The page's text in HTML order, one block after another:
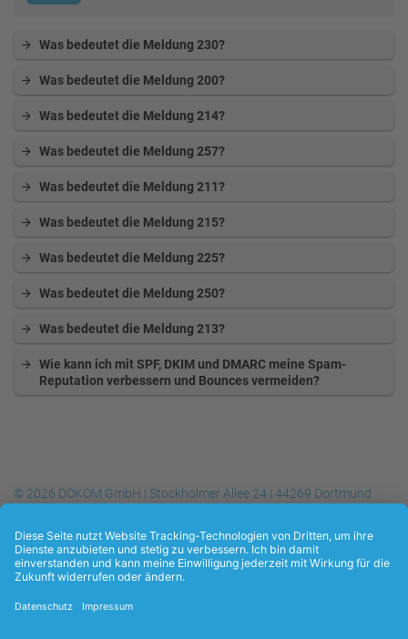
Was bedeutet die Meldung 230?
Was bedeutet die Meldung 200?
Was bedeutet die Meldung 214?
Was bedeutet die Meldung 257?
Was bedeutet die Meldung 211?
Was bedeutet die Meldung 215?
Was bedeutet die Meldung 225?
Was bedeutet die Meldung 250?
Was bedeutet die Meldung 213?
Wie kann ich mit SPF, DKIM und DMARC meine Spam-
Reputation verbessern und Bounces vermeiden?
© 2026 DOKOM GmbH | Stockholmer Allee 24 | 44269 Dortmund
Datenschutzerklärung Kontakt Impressum